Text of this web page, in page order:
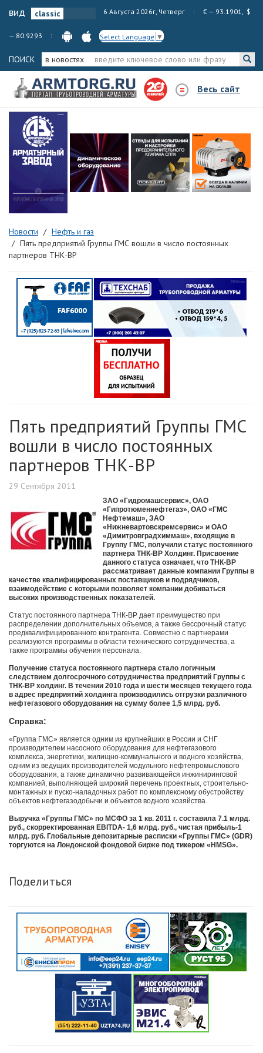
вид 6 Августа 2026г, Четверг € — 93.1901, $
— 80.9293 Select Language ▼
ПОИСК в новостях
Весь сайт
Новости
Нефть и газ
Пять предприятий Группы ГМС вошли в число постоянных
партнеров ТНК-BP
Пять предприятий Группы ГМС
вошли в число постоянных
партнеров ТНК-BP
29 Сентября 2011
ЗАО «Гидромашсервис», ОАО
«Гипротюменнефтегаз», ОАО «ГМС
Нефтемаш», ЗАО
«Нижневартовскремсервис» и ОАО
«Димитровградхиммаш», входящие в
Группу ГМС, получили статус постоянного
партнера ТНК-ВР Холдинг. Присвоение
данного статуса означает, что ТНК-BP
рассматривает данные компании Группы в
качестве квалифицированных поставщиков и подрядчиков,
взаимодействие с которыми позволяет компании добиваться
высоких производственных показателей.
Статус постоянного партнера ТНК-BP дает преимущество при
распределении дополнительных объемов, а также бессрочный статус
предквалифицированного контрагента. Совместно с партнерами
реализуются программы в области технического сотрудничества, а
также программы обучения персонала.
Получение статуса постоянного партнера стало логичным
следствием долгосрочного сотрудничества предприятий Группы с
ТНК-BP холдинг. В течении 2010 года и шести месяцев текущего года
в адрес предприятий холдинга производились отгрузки различного
нефтегазового оборудования на сумму более 1,5 млрд. руб.
Справка:
«Группа ГМС» является одним из крупнейших в России и СНГ
производителем насосного оборудования для нефтегазового
комплекса, энергетики, жилищно-коммунального и водного хозяйства,
одним из ведущих производителей модульного нефтепромыслового
оборудования, а также динамично развивающейся инжиниринговой
компанией, выполняющей широкий перечень проектных, строительно-
монтажных и пуско-наладочных работ по комплексному обустройству
объектов нефтегазодобычи и объектов водного хозяйства.
Выручка «Группы ГМС» по МСФО за 1 кв. 2011 г. составила 7.1 млрд.
руб., скорректированная EBITDA- 1,6 млрд. руб., чистая прибыль-1
млрд. руб. Глобальные депозитарные расписки «Группы ГМС» (GDR)
торгуются на Лондонской фондовой бирже под тикером «HMSG».
Поделиться